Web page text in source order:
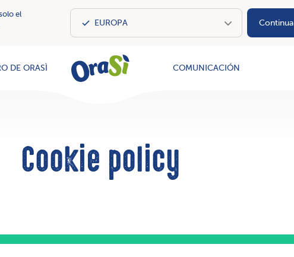
el
Continua
OraSì Vegetale
DE ORASÌ COMUNICACIÓN
Cookie policy